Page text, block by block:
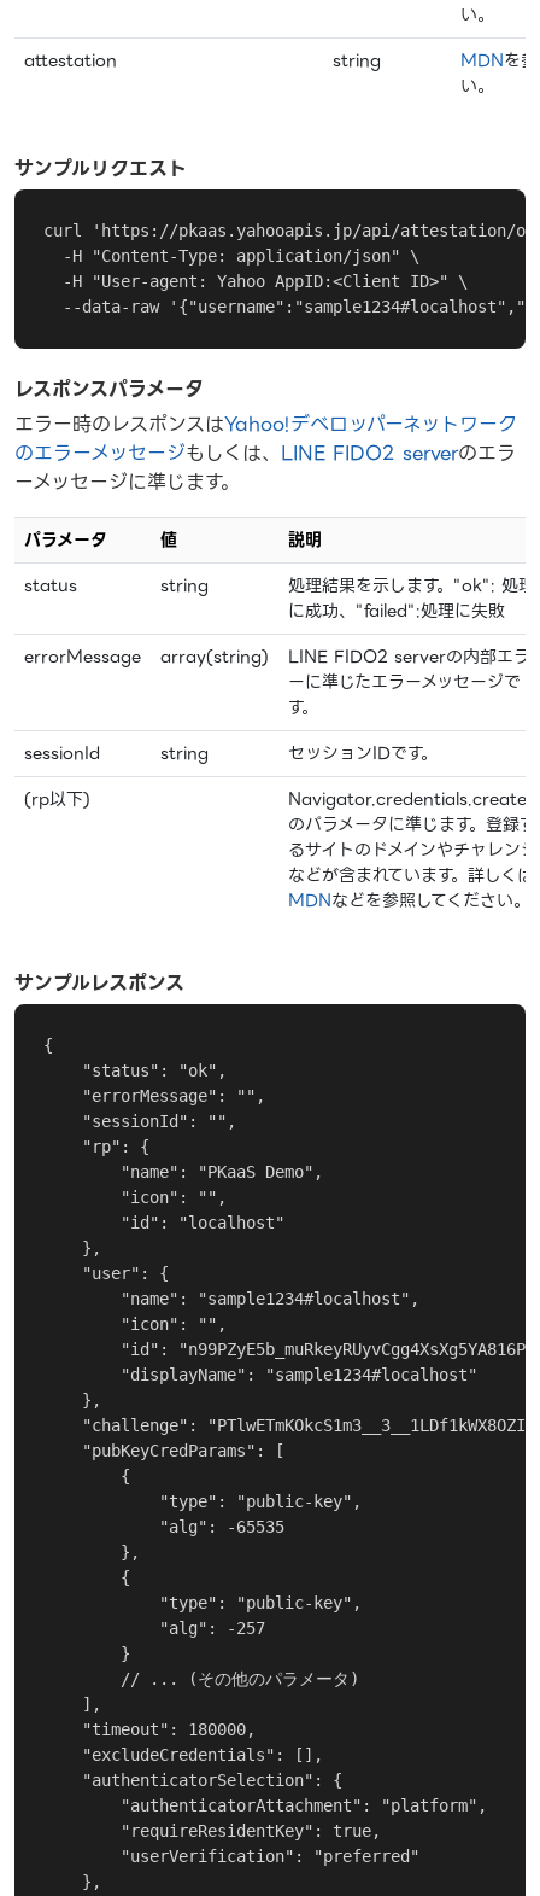
い。
attestation
string MDNを
い。
サンプルリクエスト
curl 'https://pkaas.yahooapis.jp/api/attestation/
  -H "Content-Type: application/json" \
  -H "User-agent: Yahoo AppID:<Client ID>" \
--data-raw
レスポンスパラメータ
エラー時のレスポンスはYahoo!デベロッパーネットワーク
のエラーメッセージもしくは、 LINE FIDO2 serverのエラ
ーメッセージに準じます。
パラメータ 値
説明
status
string
処理結果を示します。"ok": 処理
に成功、"failed":処理に失敗
errorMessage
array(string)
LINE FIDO2 serverの内部エラ
ーに準じたエラーメッセージで
す。
sessionId
string
セッションIDです。
(rp以下)
Navigator.credentials.create()
のパラメータに準じます。登録す
るサイトのドメインやチャレンジ
などが含まれています。詳しくは
MDNなどを参照してください。
サンプルレスポンス
{
    "status": "ok",
    "errorMessage": "",
    "sessionId": "",
    "rp": {
        "name": "PKaaS Demo",
        "icon": "",
        "id": "localhost"
    },
    "user": {
        "name": "sample1234#localhost",
        "icon": "",
"id":
        "displayName": "sample1234#localhost"
    },
"challenge":
    "pubKeyCredParams": [
        {
            "type": "public-key",
            "alg": -65535
        },
        {
            "type": "public-key",
            "alg": -257
        }
        // ... (その他のパラメータ)
    ],
    "timeout": 180000,
    "excludeCredentials": [],
    "authenticatorSelection": {
        "authenticatorAttachment": "platform",
        "requireResidentKey": true,
        "userVerification": "preferred"
    },